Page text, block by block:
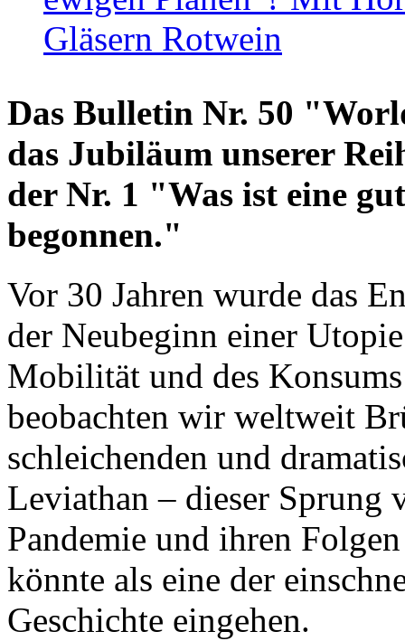
Gläsern Rotwein
Das Bulletin Nr. 50
das Jubiläum unserer
der Nr. 1 "Was ist eine
begonnen."
Vor 30 Jahren wurde das
der Neubeginn einer
Mobilität und des
beobachten wir weltweit
schleichenden und
Leviathan – dieser Sprung
Pandemie und ihren
könnte als eine der
Geschichte eingehen.